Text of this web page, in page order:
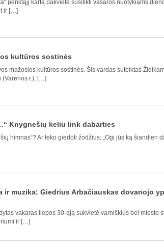
penktąjį kartą pakvietė susitikti vasaros nuotykiams
ir […]
kultūros sostinės
mažosios kultūros sostinės. Šis vardas suteiktas
(Varėnos r.), […]
Knygnešių keliu link dabarties
himnas“? Ar teko giedoti žodžius: „Ogi jūs ką šiandien
ir muzika: Giedrius Arbačiauskas dovanojo
vakaras liepos 30-ąją sukvietė varniškius bei miesto
ir […]